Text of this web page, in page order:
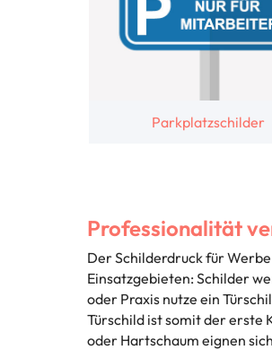
Parkplatzschilder
Professionalität
Der Schilderdruck für
Einsatzgebieten: Schilder
oder Praxis nutze ein
Türschild ist somit der erste
oder Hartschaum eignen